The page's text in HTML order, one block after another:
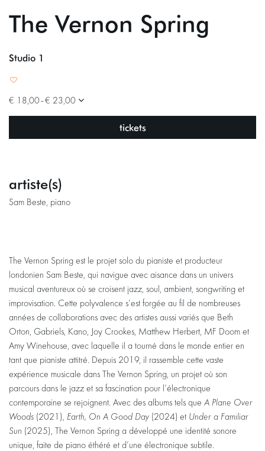
The Vernon Spring
Studio 1
€ 18,00–€ 23,00
tickets
artiste(s)
Sam Beste, piano
The Vernon Spring est le projet solo du pianiste et producteur
londonien Sam Beste, qui navigue avec aisance dans un univers
musical aventureux où se croisent jazz, soul, ambient, songwriting et
improvisation. Cette polyvalence s’est forgée au fil de nombreuses
années de collaborations avec des artistes aussi variés que Beth
Orton, Gabriels, Kano, Joy Crookes, Matthew Herbert, MF Doom et
Amy Winehouse, avec laquelle il a tourné dans le monde entier en
tant que pianiste attitré. Depuis 2019, il rassemble cette vaste
expérience musicale dans The Vernon Spring, un projet où son
parcours dans le jazz et sa fascination pour l’électronique
contemporaine se rejoignent. Avec des albums tels que A Plane Over
Woods (2021), Earth, On A Good Day (2024) et Under a Familiar
Sun (2025), The Vernon Spring a développé une identité sonore
unique, faite de piano éthéré et d’une électronique subtile.